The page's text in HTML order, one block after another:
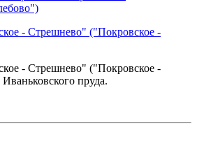
- Стрешнево" ("Покровское -
- Стрешнево" ("Покровское -
пруда.